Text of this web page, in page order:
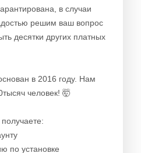
в случаи
решим ваш вопрос
десятки других платных
в 2016 году. Нам
человек! 🤯
по установке